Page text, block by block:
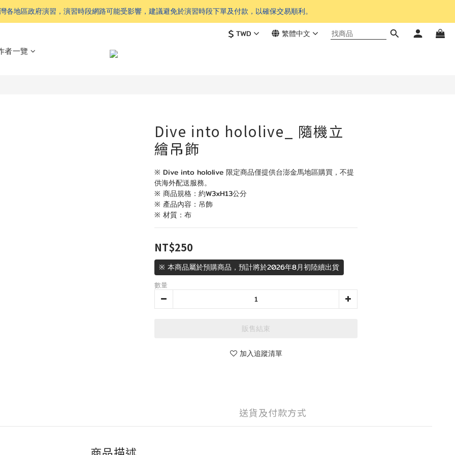
地區政府演習，演習時段網路可能受影響，建議避免於演習時段下單及付款，以確保交易順利。
$ TWD 繁體中文
者一覽
Dive into hololive_ 隨機立
繪吊飾
※ Dive into hololive 限定商品僅提供台澎金馬地區購買，不提
供海外配送服務。
※ 商品規格：約W3xH13公分
※ 產品內容：吊飾
※ 材質：布
NT$250
※ 本商品屬於預購商品，預計將於2026年8月初陸續出貨
數量
販售結束
加入追蹤清單
送貨及付款方式